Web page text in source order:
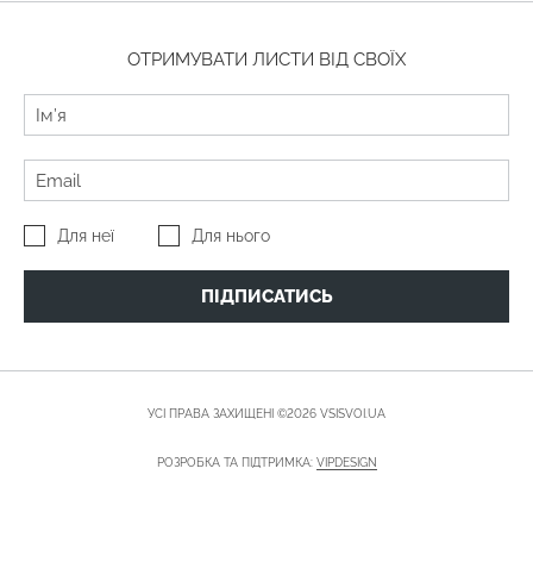
ОТРИМУВАТИ ЛИСТИ ВІД СВОЇХ
Для неї Для нього
ПІДПИСАТИСЬ
УСІ ПРАВА ЗАХИЩЕНІ ©2026 VSISVOI.UA
РОЗРОБКА ТА ПІДТРИМКА: VIPDESIGN